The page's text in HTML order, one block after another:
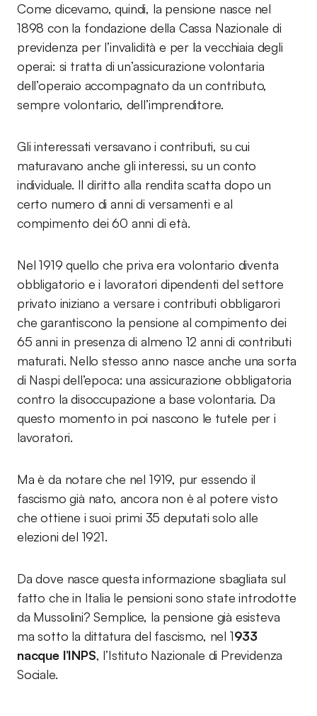
Come dicevamo, quindi, la pensione nasce nel
1898 con la fondazione della Cassa Nazionale di
previdenza per l’invalidità e per la vecchiaia degli
operai: si tratta di un’assicurazione volontaria
dell’operaio accompagnato da un contributo,
sempre volontario, dell’imprenditore.
Gli interessati versavano i contributi, su cui
maturavano anche gli interessi, su un conto
individuale. Il diritto alla rendita scatta dopo un
certo numero di anni di versamenti e al
compimento dei 60 anni di età.
Nel 1919 quello che priva era volontario diventa
obbligatorio e i lavoratori dipendenti del settore
privato iniziano a versare i contributi obbligarori
che garantiscono la pensione al compimento dei
65 anni in presenza di almeno 12 anni di contributi
maturati. Nello stesso anno nasce anche una sorta
di Naspi dell’epoca: una assicurazione obbligatoria
contro la disoccupazione a base volontaria. Da
questo momento in poi nascono le tutele per i
lavoratori.
Ma è da notare che nel 1919, pur essendo il
fascismo già nato, ancora non è al potere visto
che ottiene i suoi primi 35 deputati solo alle
elezioni del 1921.
Da dove nasce questa informazione sbagliata sul
fatto che in Italia le pensioni sono state introdotte
da Mussolini? Semplice, la pensione già esisteva
ma sotto la dittatura del fascismo, nel 1933
nacque l’INPS, l’Istituto Nazionale di Previdenza
Sociale.